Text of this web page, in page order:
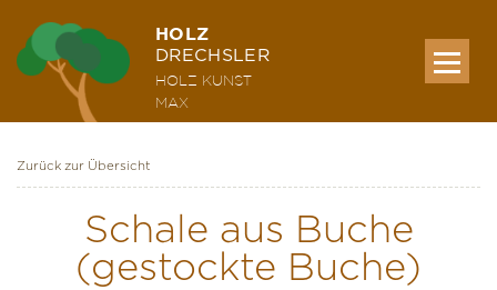
HOLZ
DRECHSLER
HOLZ KUNST
MAX
MEINE WERKE
AUSSTELLUNG & KURSE
Zurück zur Übersicht
Schale aus Buche
(gestockte Buche)